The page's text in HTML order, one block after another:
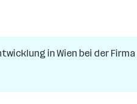
in Wien bei der Firma